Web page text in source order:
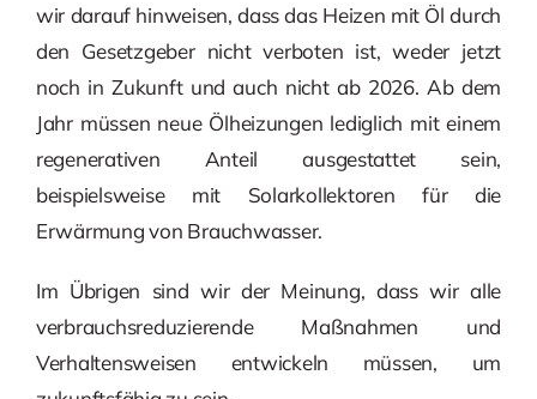
wir darauf hinweisen, dass das Heizen mit Öl durch
den Gesetzgeber nicht verboten ist, weder jetzt
noch in Zukunft und auch nicht ab 2026. Ab dem
Jahr müssen neue Ölheizungen lediglich mit einem
regenerativen Anteil ausgestattet sein,
beispielsweise mit Solarkollektoren für die
Erwärmung von Brauchwasser.
Im Übrigen sind wir der Meinung, dass wir alle
verbrauchsreduzierende Maßnahmen und
Verhaltensweisen entwickeln müssen, um